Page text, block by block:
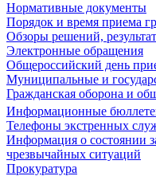
Нормативные документы
Порядок и время приема
Обзоры решений,
Электронные обращения
Общероссийский день
Муниципальные и
Гражданская оборона и
Информационные
Телефоны экстренных
Информация о состоянии
чрезвычайных ситуаций
Прокуратура